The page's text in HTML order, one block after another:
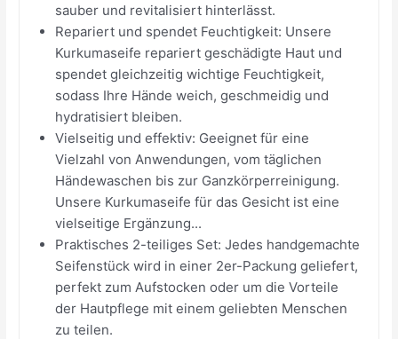
sauber und revitalisiert hinterlässt.
Repariert und spendet Feuchtigkeit: Unsere
Kurkumaseife repariert geschädigte Haut und
spendet gleichzeitig wichtige Feuchtigkeit,
sodass Ihre Hände weich, geschmeidig und
hydratisiert bleiben.
Vielseitig und effektiv: Geeignet für eine
Vielzahl von Anwendungen, vom täglichen
Händewaschen bis zur Ganzkörperreinigung.
Unsere Kurkumaseife für das Gesicht ist eine
vielseitige Ergänzung...
Praktisches 2-teiliges Set: Jedes handgemachte
Seifenstück wird in einer 2er-Packung geliefert,
perfekt zum Aufstocken oder um die Vorteile
der Hautpflege mit einem geliebten Menschen
zu teilen.